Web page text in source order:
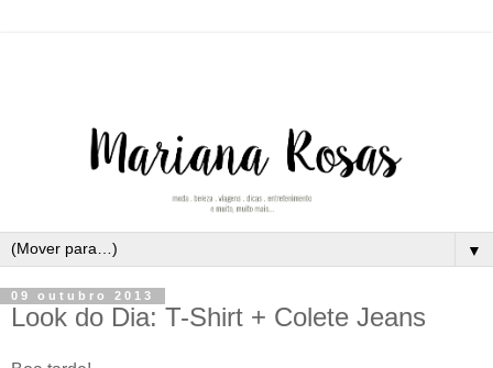
▼
09 outubro 2013
Look do Dia: T-Shirt + Colete Jeans